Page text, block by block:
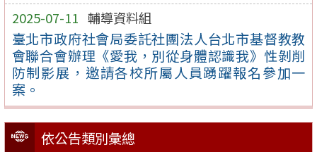
2025-07-11 輔導資料組
臺北市政府社會局委託社團法人台北市基督教教
會聯合會辦理《愛我，別從身體認識我》性剝削
防制影展，邀請各校所屬人員踴躍報名參加一
案。
依公告類別彙總